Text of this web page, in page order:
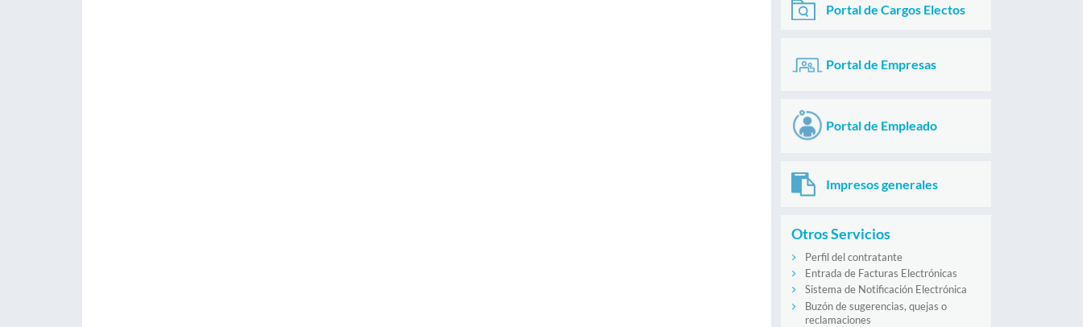
Portal de Cargos Electos
Portal de Empresas
Portal de Empleado
Impresos generales
Otros Servicios
Perfil del contratante
Entrada de Facturas Electrónicas
Sistema de Notificación Electrónica
Buzón de sugerencias, quejas o
reclamaciones